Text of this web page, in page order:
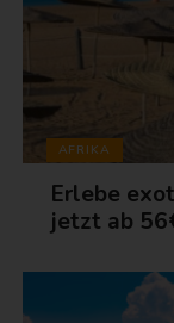
AFRIKA
Erlebe
jetzt ab